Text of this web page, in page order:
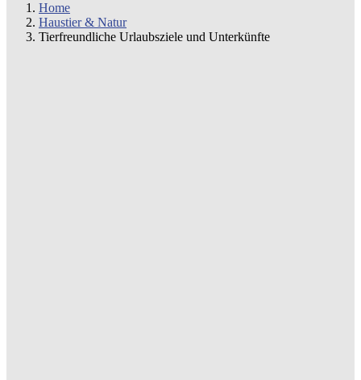
Home
Haustier & Natur
Tierfreundliche Urlaubsziele und Unterkünfte